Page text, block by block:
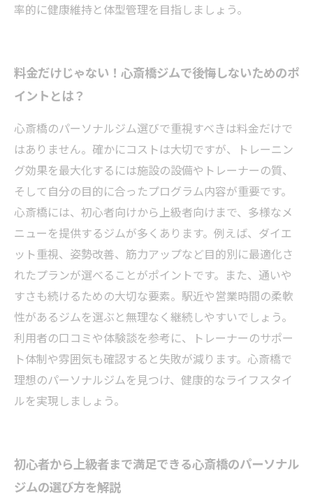
率的に健康維持と体型管理を目指しましょう。
料金だけじゃない！心斎橋ジムで後悔しないためのポ
イントとは？
心斎橋のパーソナルジム選びで重視すべきは料金だけで
はありません。確かにコストは大切ですが、トレーニン
グ効果を最大化するには施設の設備やトレーナーの質、
そして自分の目的に合ったプログラム内容が重要です。
心斎橋には、初心者向けから上級者向けまで、多様なメ
ニューを提供するジムが多くあります。例えば、ダイエ
ット重視、姿勢改善、筋力アップなど目的別に最適化さ
れたプランが選べることがポイントです。また、通いや
すさも続けるための大切な要素。駅近や営業時間の柔軟
性があるジムを選ぶと無理なく継続しやすいでしょう。
利用者の口コミや体験談を参考に、トレーナーのサポー
ト体制や雰囲気も確認すると失敗が減ります。心斎橋で
理想のパーソナルジムを見つけ、健康的なライフスタイ
ルを実現しましょう。
初心者から上級者まで満足できる心斎橋のパーソナル
ジムの選び方を解説